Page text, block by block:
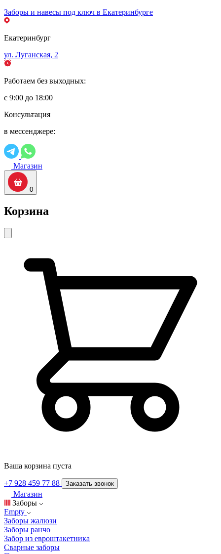
Заборы и навесы под ключ в Екатеринбурге
Екатеринбург
ул. Луганская, 2
Работаем без выходных:
с 9:00 до 18:00
Консультация
в мессенджере:
Магазин
0
Корзина
Ваша корзина пуста
+7 928 459 77 88 Заказать звонок
Магазин
Заборы
Empty
Заборы жалюзи
Заборы ранчо
Забор из евроштакетника
Сварные заборы